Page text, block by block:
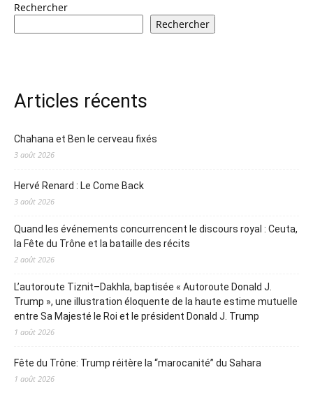
Rechercher
Rechercher
Articles récents
Chahana et Ben le cerveau fixés
3 août 2026
Hervé Renard : Le Come Back
3 août 2026
Quand les événements concurrencent le discours royal : Ceuta,
la Fête du Trône et la bataille des récits
2 août 2026
L’autoroute Tiznit–Dakhla, baptisée « Autoroute Donald J.
Trump », une illustration éloquente de la haute estime mutuelle
entre Sa Majesté le Roi et le président Donald J. Trump
1 août 2026
Fête du Trône: Trump réitère la “marocanité” du Sahara
1 août 2026